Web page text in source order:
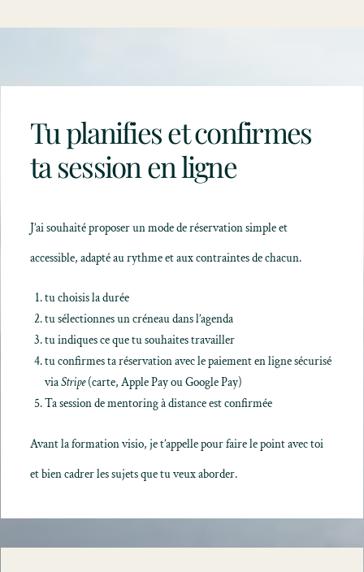
Tu planifies et confirmes
ta session en ligne
J’ai souhaité proposer un mode de réservation simple et
accessible, adapté au rythme et aux contraintes de chacun.
tu choisis la durée
tu sélectionnes un créneau dans l’agenda
tu indiques ce que tu souhaites travailler
tu confirmes ta réservation avec le paiement en ligne sécurisé
viaStripe(carte, Apple Pay ou Google Pay)
Ta session de mentoring à distance est confirmée
Avant la formation visio, je t’appelle pour faire le point avec toi
et bien cadrer les sujets que tu veux aborder.